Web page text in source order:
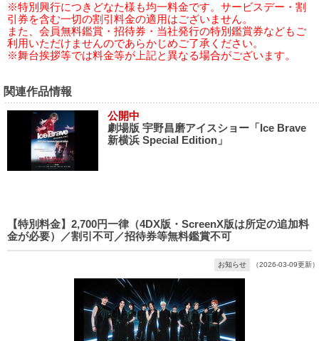
※特別興行につきどなた様も均一料金です。サービスデー・割
引券を含む一切の割引料金の適用はございません。
また、会員無料鑑賞・招待券・当社発行の特別鑑賞券などもご
利用いただけませんのであらかじめご了承ください。
※舞台挨拶等では料金等が上記と異なる場合がございます。
関連作品情報
公開中
劇場版 宇野昌磨アイスショー「Ice Brave
新横浜 Special Edition」
【特別料金】2,700円一律（4DX版・ScreenX版は所定の追加料
金が必要）／割引不可／招待券等無料鑑賞不可
お知らせ （2026-03-09更新）